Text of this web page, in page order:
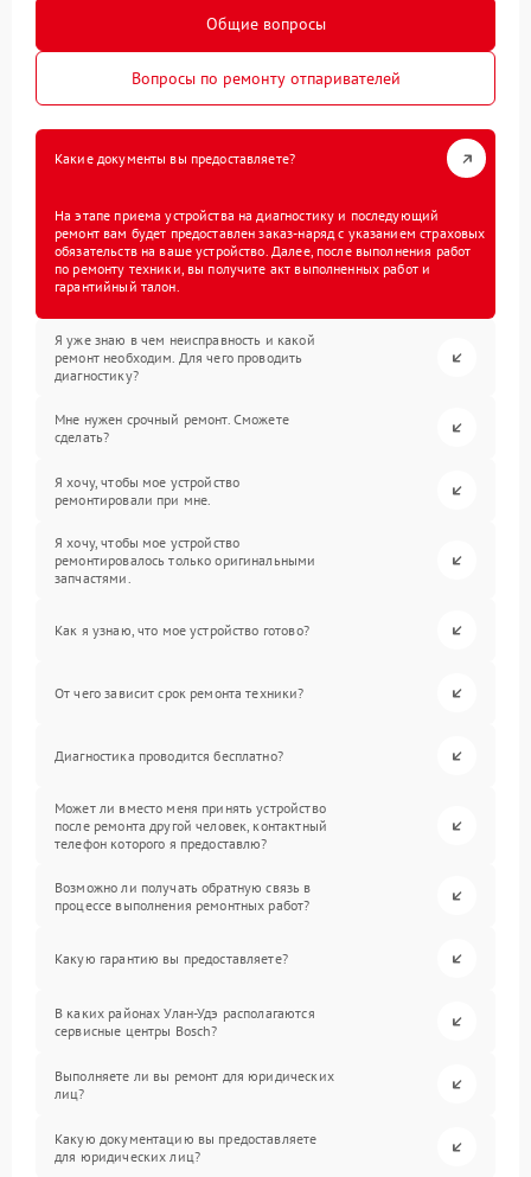
Общие вопросы
Вопросы по ремонту отпаривателей
Какие документы вы предоставляете?
На этапе приема устройства на диагностику и последующий
ремонт вам будет предоставлен заказ-наряд с указанием страховых
обязательств на ваше устройство. Далее, после выполнения работ
по ремонту техники, вы получите акт выполненных работ и
гарантийный талон.
Я уже знаю в чем неисправность и какой
ремонт необходим. Для чего проводить
диагностику?
Мне нужен срочный ремонт. Сможете
сделать?
Я хочу, чтобы мое устройство
ремонтировали при мне.
Я хочу, чтобы мое устройство
ремонтировалось только оригинальными
запчастями.
Как я узнаю, что мое устройство готово?
От чего зависит срок ремонта техники?
Диагностика проводится бесплатно?
Может ли вместо меня принять устройство
после ремонта другой человек, контактный
телефон которого я предоставлю?
Возможно ли получать обратную связь в
процессе выполнения ремонтных работ?
Какую гарантию вы предоставляете?
В каких районах Улан-Удэ располагаются
сервисные центры Bosch?
Выполняете ли вы ремонт для юридических
лиц?
Какую документацию вы предоставляете
для юридических лиц?